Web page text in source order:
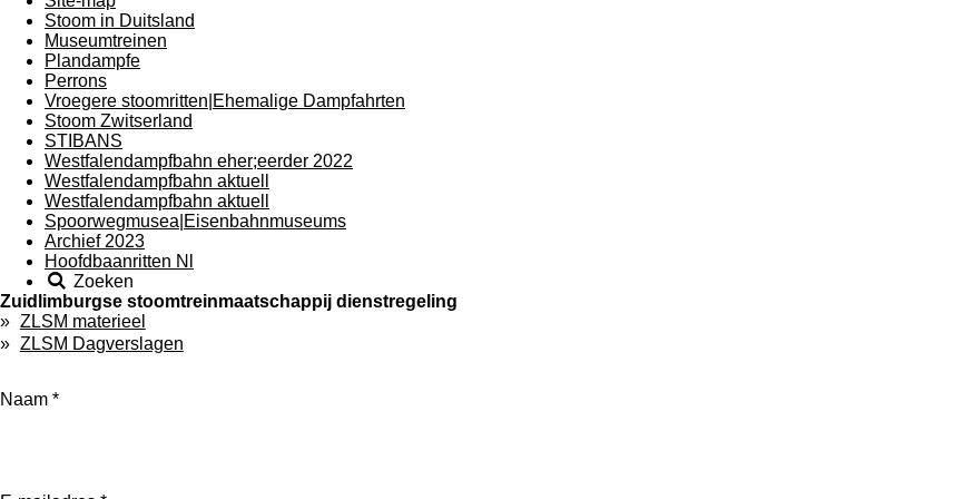
Stoom in Duitsland
Museumtreinen
Plandampfe
Perrons
Vroegere stoomritten|Ehemalige Dampfahrten
Stoom Zwitserland
STIBANS
Westfalendampfbahn eher;eerder 2022
Westfalendampfbahn aktuell
Westfalendampfbahn aktuell
Spoorwegmusea|Eisenbahnmuseums
Archief 2023
Hoofdbaanritten Nl
Zoeken
Zuidlimburgse stoomtreinmaatschappij dienstregeling
ZLSM materieel
ZLSM Dagverslagen
Naam *